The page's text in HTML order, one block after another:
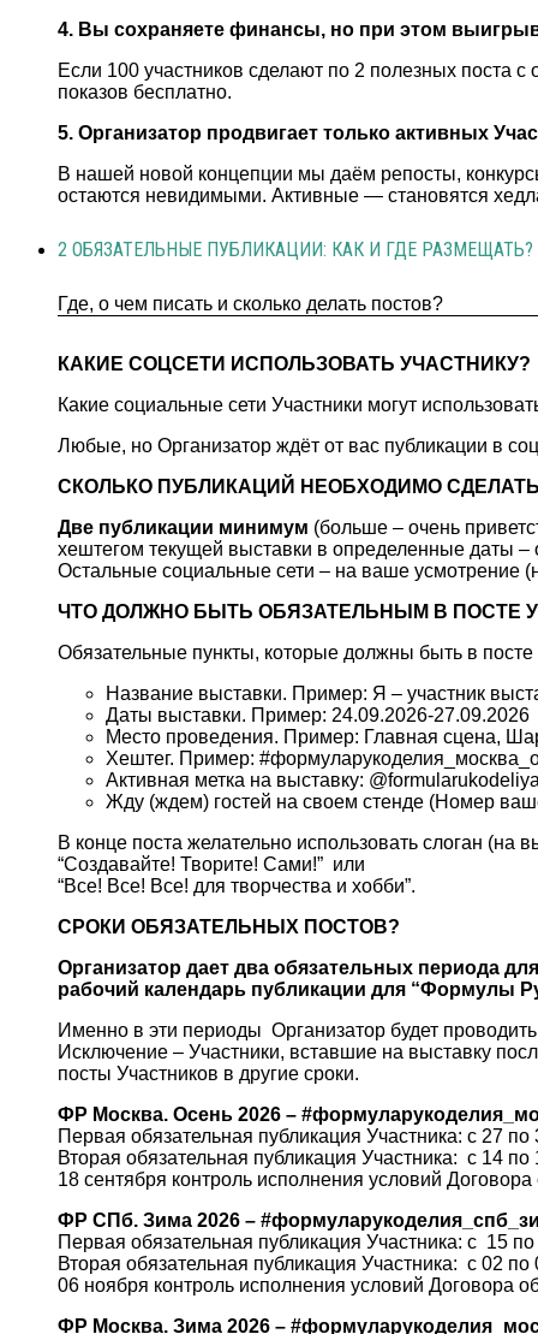
4. Вы сохраняете финансы, но при этом
Если 100 участников сделают по 2 полезных поста
показов бесплатно.
5. Организатор продвигает только активных
В нашей новой концепции мы даём репосты,
остаются невидимыми. Активные — становятся
2 ОБЯЗАТЕЛЬНЫЕ ПУБЛИКАЦИИ: КАК И ГДЕ
Где, о чем писать и сколько делать постов?
КАКИЕ СОЦСЕТИ ИСПОЛЬЗОВАТЬ УЧАСТНИКУ?
Какие социальные сети Участники могут
Любые, но Организатор ждёт от вас публикации в
СКОЛЬКО ПУБЛИКАЦИЙ НЕОБХОДИМО
Две публикации минимум (больше – очень
хештегом текущей выставки в определенные даты –
Остальные социальные сети – на ваше усмотрение
ЧТО ДОЛЖНО БЫТЬ ОБЯЗАТЕЛЬНЫМ В ПОСТЕ
Обязательные пункты, которые должны быть в посте
Название выставки. Пример: Я – участник
Даты выставки. Пример: 24.09.2026-27.09.2026
Место проведения. Пример: Главная сцена,
Хештег. Пример:
Активная метка на выставку:
Жду (ждем) гостей на своем стенде (Номер
В конце поста желательно использовать слоган (на
“Создавайте! Творите! Сами!” или
“Все! Все! Все! для творчества и хобби”.
СРОКИ ОБЯЗАТЕЛЬНЫХ ПОСТОВ?
Организатор дает два обязательных периода
рабочий календарь публикации для “Формулы
Именно в эти периоды Организатор будет
Исключение – Участники, вставшие на выставку
посты Участников в другие сроки.
ФР Москва. Осень 2026 –
Первая обязательная публикация Участника: с 27
Вторая обязательная публикация Участника: с 14 по
18 сентября контроль исполнения условий
ФР СПб. Зима 2026 –
Первая обязательная публикация Участника: с 15
Вторая обязательная публикация Участника: с 02
06 ноября контроль исполнения условий Договора
ФР Москва. Зима 2026 –